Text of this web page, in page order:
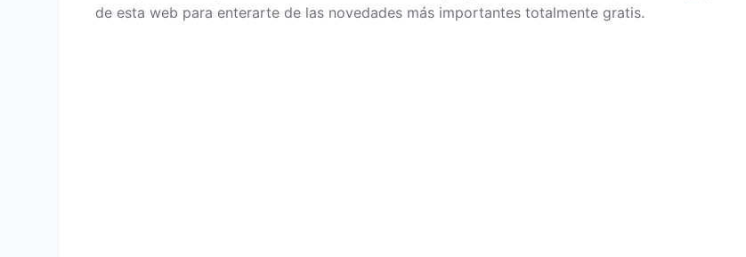
de esta web para enterarte de las novedades más importantes totalmente gratis.